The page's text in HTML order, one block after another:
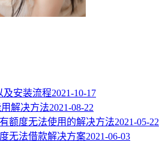
及安装流程2021-10-17
解决方法2021-08-22
额度无法使用的解决方法2021-05-22
无法借款解决方案2021-06-03